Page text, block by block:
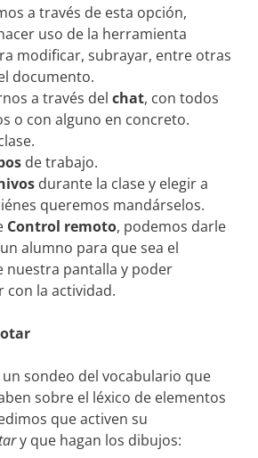
a través de esta opción,
uso de la herramienta
modificar, subrayar, entre otras
documento.
a través del chat, con todos
o con alguno en concreto.
de trabajo.
durante la clase y elegir a
queremos mandárselos.
Control remoto, podemos darle
alumno para que sea el
nuestra pantalla y poder
con la actividad.
sondeo del vocabulario que
sobre el léxico de elementos
que activen su
y que hagan los dibujos: